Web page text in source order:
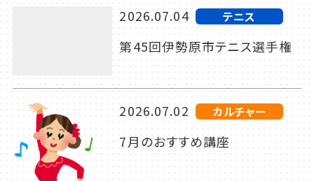
2026.07.04 テニス
第45回伊勢原市テニス選手権
2026.07.02 カルチャー
7月のおすすめ講座